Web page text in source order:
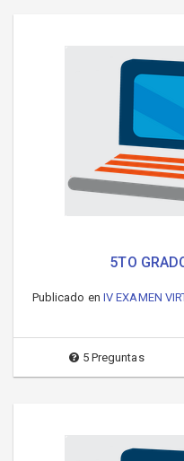
5TO
Publicado en IV EXAMEN
5 Preguntas